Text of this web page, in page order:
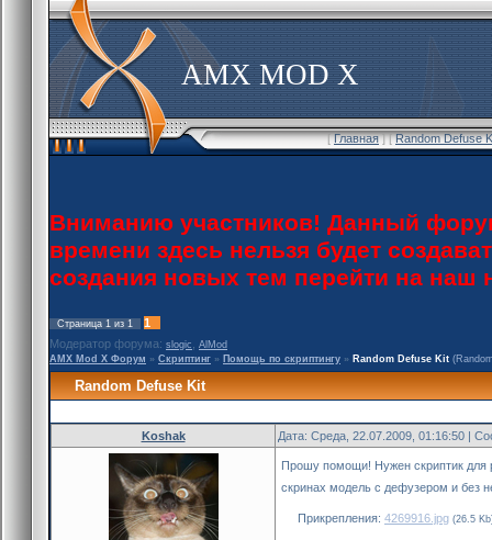
AMX MOD X
[Главная] [Random Defuse
Вниманию участников! Данный
времени здесь нельзя будет
создания новых тем перейти на
Страница 1 из 1
1
Модератор форума: slogic
AlMod
AMX Mod X Форум » Скриптинг » Помощь по скриптингу » Random Defuse Kit
Random Defuse Kit
Koshak Дата: Среда, 22.07.2009, 01:16:50 |
Прошу помощи! Нужен скриптик для
скринах модель с дефузером и без
Прикрепления: 4269916.jpg (26.5